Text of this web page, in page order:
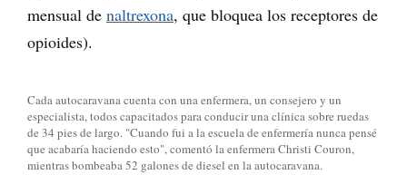
mensual de naltrexona, que bloquea los receptores de
opioides).
Cada autocaravana cuenta con una enfermera, un consejero y un
especialista, todos capacitados para conducir una clínica sobre ruedas
de 34 pies de largo. "Cuando fui a la escuela de enfermería nunca pensé
que acabaría haciendo esto", comentó la enfermera Christi Couron,
mientras bombeaba 52 galones de diesel en la autocaravana.